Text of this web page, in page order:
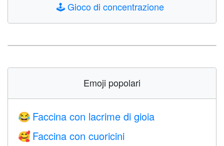
🕹️Gioco di concentrazione
Emoji popolari
😂 Faccina con lacrime di gioia
🥰 Faccina con cuoricini